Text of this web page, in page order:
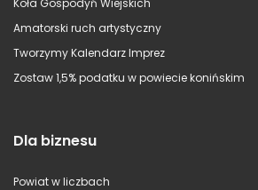
Amatorski ruch artystyczny
Tworzymy Kalendarz Imprez
Zostaw 1,5% podatku w powiecie konińskim
Dla biznesu
Powiat w liczbach